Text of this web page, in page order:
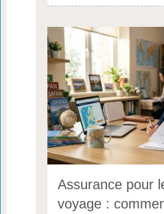
Assurance pour
voyage :